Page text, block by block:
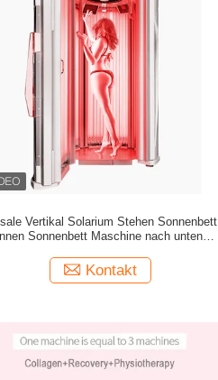
Vertikal Solarium Stehen Sonnenbett
Innen Sonnenbett Maschine nach unten
Solarium Sonnenbett für Hautbräune
Kontakt